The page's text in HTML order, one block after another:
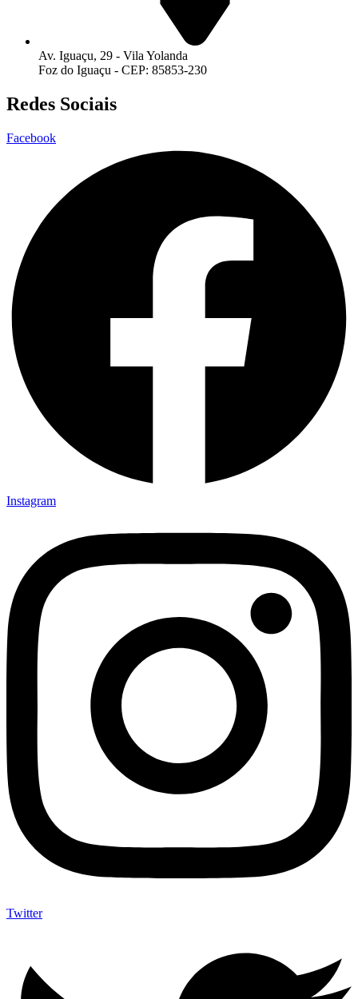
Av. Iguaçu, 29 - Vila Yolanda
Foz do Iguaçu - CEP: 85853-230
Redes Sociais
Facebook
Instagram
Twitter